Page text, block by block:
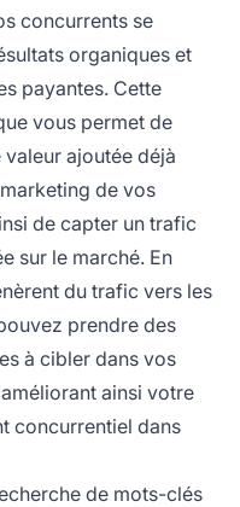
concurrents se
organiques et
payantes. Cette
vous permet de
ajoutée déjà
de vos
de capter un trafic
sur le marché. En
du trafic vers les
prendre des
à cibler dans vos
ainsi votre
concurrentiel dans
de mots-clés